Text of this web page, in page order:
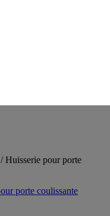
/ Huisserie pour porte